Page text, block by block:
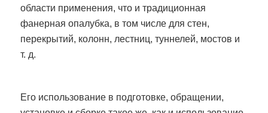
области применения, что и традиционная
фанерная опалубка, в том числе для стен,
перекрытий, колонн, лестниц, туннелей, мостов и
т. д.
Его использование в подготовке, обращении,